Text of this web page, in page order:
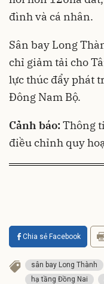
đình và cá nhân.
Sân bay Long
chỉ giảm tải cho
lực thúc đẩy phát
Đông Nam Bộ.
Cảnh báo:Thông
điều chỉnh quy
Chia sẻ Facebook
sân bay Long Thành
hạ tầng Đồng Nai